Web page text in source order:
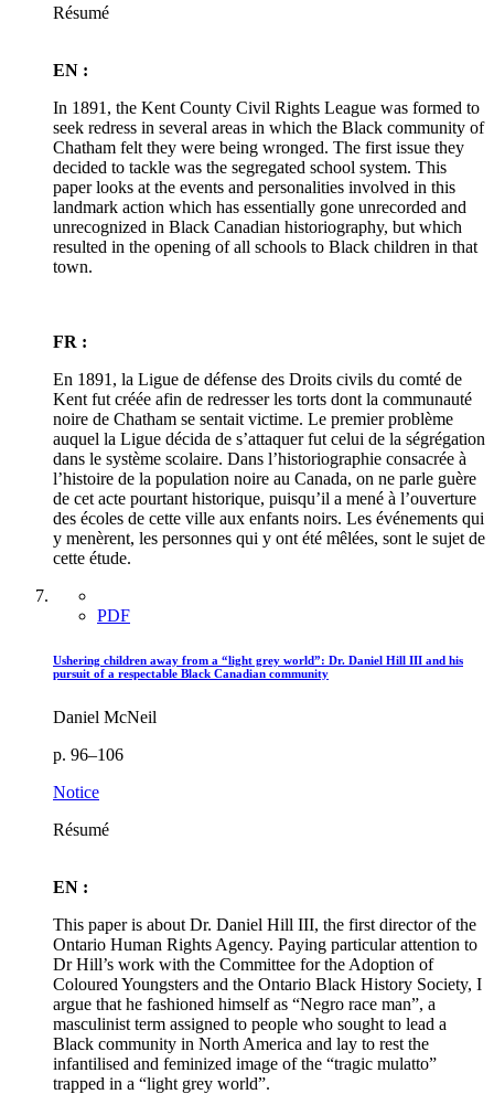
Résumé
EN :
In 1891, the Kent County Civil Rights League was formed to
seek redress in several areas in which the Black community of
Chatham felt they were being wronged. The first issue they
decided to tackle was the segregated school system. This
paper looks at the events and personalities involved in this
landmark action which has essentially gone unrecorded and
unrecognized in Black Canadian historiography, but which
resulted in the opening of all schools to Black children in that
town.
FR :
En 1891, la Ligue de défense des Droits civils du comté de
Kent fut créée afin de redresser les torts dont la communauté
noire de Chatham se sentait victime. Le premier problème
auquel la Ligue décida de s’attaquer fut celui de la ségrégation
dans le système scolaire. Dans l’historiographie consacrée à
l’histoire de la population noire au Canada, on ne parle guère
de cet acte pourtant historique, puisqu’il a mené à l’ouverture
des écoles de cette ville aux enfants noirs. Les événements qui
y menèrent, les personnes qui y ont été mêlées, sont le sujet de
cette étude.
PDF
Ushering children away from a “light grey world”: Dr. Daniel Hill III and his
pursuit of a respectable Black Canadian community
Daniel McNeil
p. 96–106
Notice
Résumé
EN :
This paper is about Dr. Daniel Hill III, the first director of the
Ontario Human Rights Agency. Paying particular attention to
Dr Hill’s work with the Committee for the Adoption of
Coloured Youngsters and the Ontario Black History Society, I
argue that he fashioned himself as “Negro race man”, a
masculinist term assigned to people who sought to lead a
Black community in North America and lay to rest the
infantilised and feminized image of the “tragic mulatto”
trapped in a “light grey world”.